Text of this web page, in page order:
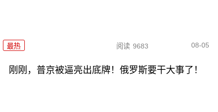
最热 阅读 9683 08-05
刚刚，普京被逼亮出底牌！俄罗斯要干大事了！